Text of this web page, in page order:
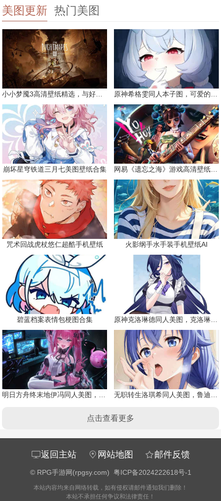
美图更新 热门美图
崩坏星穹铁道三月七美图壁纸合集 网易《遗忘之海》游戏高清壁纸精选
咒术回战虎杖悠仁超酷手机壁纸 火影纲手水手装手机壁纸AI
碧蓝档案表情包梗图合集
点击查看更多
返回主站 网站地图 邮件反馈
© RPG手游网(rpgsy.com) 粤ICP备2024222618号-1
本站内容均来自网络转载，如有侵权请邮件通知我们删除！
本站不承担任何争议和法律责任！